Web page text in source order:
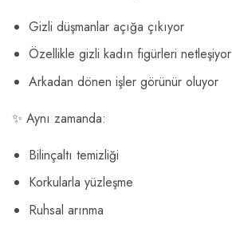
Gizli düşmanlar açığa çıkıyor
Özellikle gizli kadın figürleri netleşiyor
Arkadan dönen işler görünür oluyor
✨ Aynı zamanda:
Bilinçaltı temizliği
Korkularla yüzleşme
Ruhsal arınma